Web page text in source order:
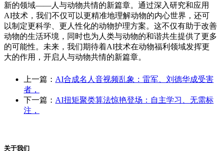
新的领域——人与动物共情的新篇章。通过深入研究和应用
AI技术，我们不仅可以更精准地理解动物的内心世界，还可
以制定更科学、更人性化的动物护理方案。这不仅有助于改善
动物的生活环境，同时也为人类与动物的和谐共生提供了更多
的可能性。未来，我们期待着AI技术在动物福利领域发挥更
大的作用，开启人与动物共情的新篇章。
上一篇： AI合成名人音视频乱象：雷军、刘德华成受害
者，
下一篇： AI扭矩聚类算法惊艳登场：自主学习、无需标
注，
关于我们